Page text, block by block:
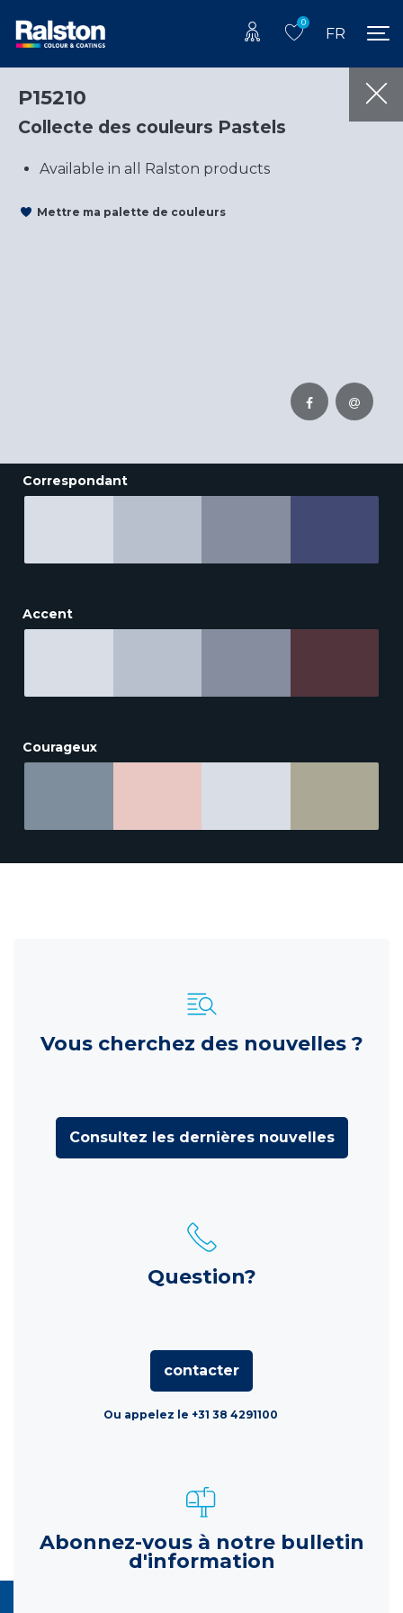
0
FR
P15210
Collecte des couleurs Pastels
Available in all Ralston products
Mettre ma palette de couleurs
Correspondant
Accent
Courageux
Vous cherchez des nouvelles ?
Consultez les dernières nouvelles
Question?
contacter
Ou appelez le +31 38 4291100
Abonnez-vous à notre bulletin
d'information